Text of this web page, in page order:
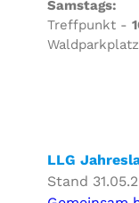
Samstags:
Treffpunkt -
LLG
Stand